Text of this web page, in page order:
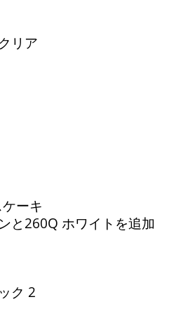
リア
ーキ
と260Q ホワイトを追加
ク 2